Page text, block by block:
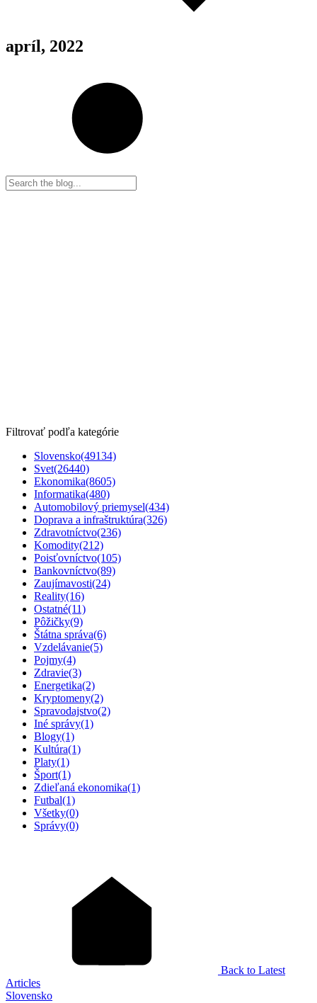
apríl, 2022
Filtrovať podľa kategórie
Slovensko(49134)
Svet(26440)
Ekonomika(8605)
Informatika(480)
Automobilový priemysel(434)
Doprava a infraštruktúra(326)
Zdravotníctvo(236)
Komodity(212)
Poisťovníctvo(105)
Bankovníctvo(89)
Zaujímavosti(24)
Reality(16)
Ostatné(11)
Pôžičky(9)
Štátna správa(6)
Vzdelávanie(5)
Pojmy(4)
Zdravie(3)
Energetika(2)
Kryptomeny(2)
Spravodajstvo(2)
Iné správy(1)
Blogy(1)
Kultúra(1)
Platy(1)
Šport(1)
Zdieľaná ekonomika(1)
Futbal(1)
Všetky(0)
Správy(0)
Back to Latest
Articles
Slovensko